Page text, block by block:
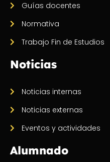
Guías docentes
Normativa
Trabajo Fin de Estudios
Noticias
Noticias internas
Noticias externas
Eventos y actividades
Alumnado